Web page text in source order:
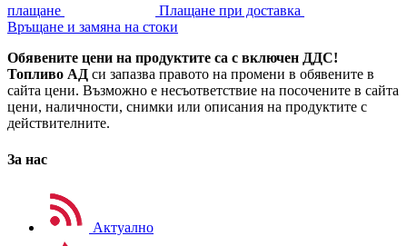
плащане
Плащане при доставка
Връщане и замяна на стоки
Обявените цени на продуктите са с включен ДДС!
Топливо АД си запазва правото на промени в обявените в
сайта цени. Възможно е несъответствие на посочените в сайта
цени, наличности, снимки или описания на продуктите с
действителните.
За нас
Актуално